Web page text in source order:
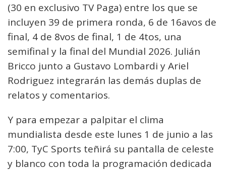
(30 en exclusivo TV Paga) entre los que se
incluyen 39 de primera ronda, 6 de 16avos de
final, 4 de 8vos de final, 1 de 4tos, una
semifinal y la final del Mundial 2026. Julián
Bricco junto a Gustavo Lombardi y Ariel
Rodriguez integrarán las demás duplas de
relatos y comentarios.
Y para empezar a palpitar el clima
mundialista desde este lunes 1 de junio a las
7:00, TyC Sports teñirá su pantalla de celeste
y blanco con toda la programación dedicada